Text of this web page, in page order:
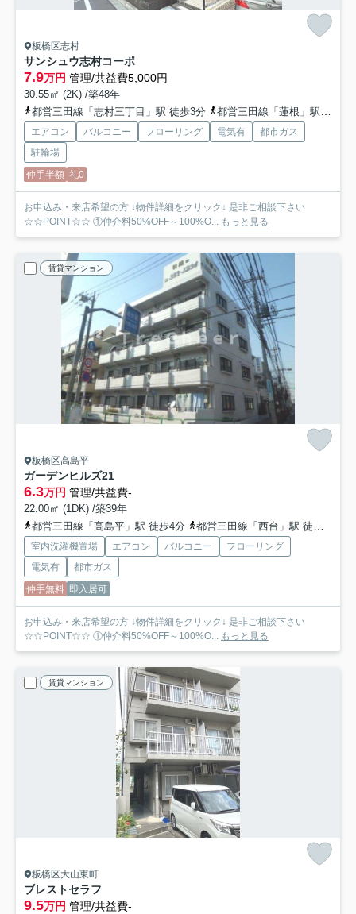
板橋区志村
サンシュウ志村コーポ
7.9万円 管理/共益費5,000円
30.55㎡ (2K) /築48年
都営三田線「志村三丁目」駅 徒歩3分
都営三田線「蓮根」駅 徒歩14分
エアコン バルコニー フローリング 電気有
都市ガス
駐輪場
仲手半額 礼0
お申込み・来店希望の方 ↓物件詳細をクリック↓ 是非ご相談下さい
☆☆POINT☆☆ ①仲介料50%OFF～100%O... もっと見る
賃貸マンション
板橋区高島平
ガーデンヒルズ21
6.3万円 管理/共益費-
22.00㎡ (1DK) /築39年
都営三田線「高島平」駅 徒歩4分
都営三田線「西台」駅 徒歩14分
室内洗濯機置場 エアコン バルコニー
フローリング
電気有
都市ガス
仲手無料 即入居可
お申込み・来店希望の方 ↓物件詳細をクリック↓ 是非ご相談下さい
☆☆POINT☆☆ ①仲介料50%OFF～100%O...
もっと見る
賃貸マンション
板橋区大山東町
ブレストセラフ
9.5万円 管理/共益費-